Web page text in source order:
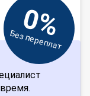
0%
Без переплат